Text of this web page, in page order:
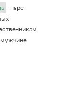
паре
мужчине